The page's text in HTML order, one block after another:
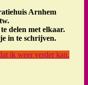
Arnhem
delen met elkaar.
in te schrijven.
ik weer verder kan.